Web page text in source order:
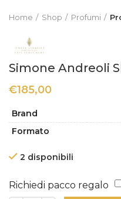
Home Shop Profumi
Simone Andreoli
€185,00
Brand
Formato
2 disponibili
Richiedi pacco regalo